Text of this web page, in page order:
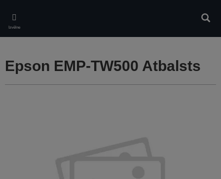
main
content
Izvēlne
Epson EMP-TW500 Atbalsts